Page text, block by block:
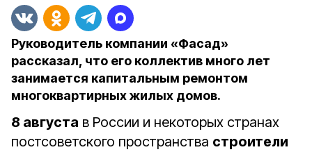
Руководитель компании «Фасад»
рассказал, что его коллектив много лет
занимается капитальным ремонтом
многоквартирных жилых домов.
8 августа в России и некоторых странах
постсоветского пространства строители